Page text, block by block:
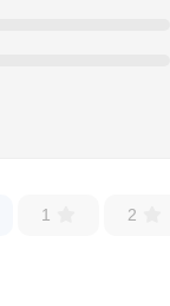
cách sử dụng xe ô
1 2